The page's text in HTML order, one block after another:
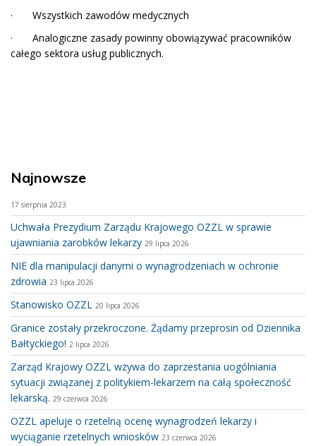
· Wszystkich zawodów medycznych
· Analogiczne zasady powinny obowiązywać pracowników
całego sektora usług publicznych.
Najnowsze
17 sierpnia 2023
Uchwała Prezydium Zarządu Krajowego OZZL w sprawie
ujawniania zarobków lekarzy 29 lipca 2026
NIE dla manipulacji danymi o wynagrodzeniach w ochronie
zdrowia 23 lipca 2026
Stanowisko OZZL 20 lipca 2026
Granice zostały przekroczone. Żądamy przeprosin od Dziennika
Bałtyckiego! 2 lipca 2026
Zarząd Krajowy OZZL wzywa do zaprzestania uogólniania
sytuacji związanej z politykiem-lekarzem na całą społeczność
lekarską. 29 czerwca 2026
OZZL apeluje o rzetelną ocenę wynagrodzeń lekarzy i
wyciąganie rzetelnych wniosków 23 czerwca 2026